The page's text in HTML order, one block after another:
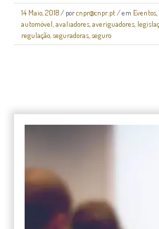
14 Maio, 2018/ porcnpr@cnpr.pt/ em Eventos,
automóvel,avaliadores,averiguadores,
regulação,seguradoras,seguro